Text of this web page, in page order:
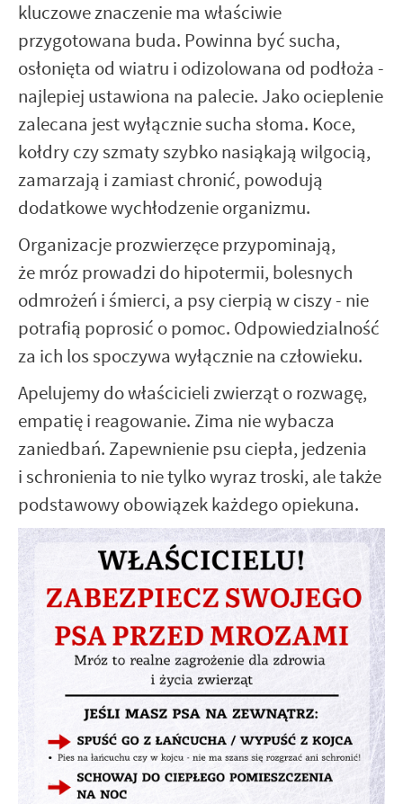
kluczowe znaczenie ma właściwie
przygotowana buda. Powinna być sucha,
osłonięta od wiatru i odizolowana od podłoża -
najlepiej ustawiona na palecie. Jako ocieplenie
zalecana jest wyłącznie sucha słoma. Koce,
kołdry czy szmaty szybko nasiąkają wilgocią,
zamarzają i zamiast chronić, powodują
dodatkowe wychłodzenie organizmu.
Organizacje prozwierzęce przypominają,
że mróz prowadzi do hipotermii, bolesnych
odmrożeń i śmierci, a psy cierpią w ciszy - nie
potrafią poprosić o pomoc. Odpowiedzialność
za ich los spoczywa wyłącznie na człowieku.
Apelujemy do właścicieli zwierząt o rozwagę,
empatię i reagowanie. Zima nie wybacza
zaniedbań. Zapewnienie psu ciepła, jedzenia
i schronienia to nie tylko wyraz troski, ale także
podstawowy obowiązek każdego opiekuna.